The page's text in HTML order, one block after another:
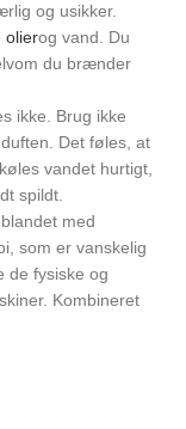
og usikker.
olierog vand. Du
du brænder
ikke. Brug ikke
Det føles, at
vandet hurtigt,
spildt.
blandet med
som er vanskelig
de fysiske og
Kombineret